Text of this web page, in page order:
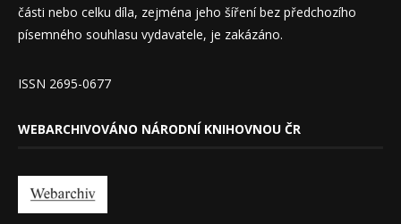
části nebo celku díla, zejména jeho šíření bez předchozího
písemného souhlasu vydavatele, je zakázáno.
ISSN 2695-0677
WEBARCHIVOVÁNO NÁRODNÍ KNIHOVNOU ČR